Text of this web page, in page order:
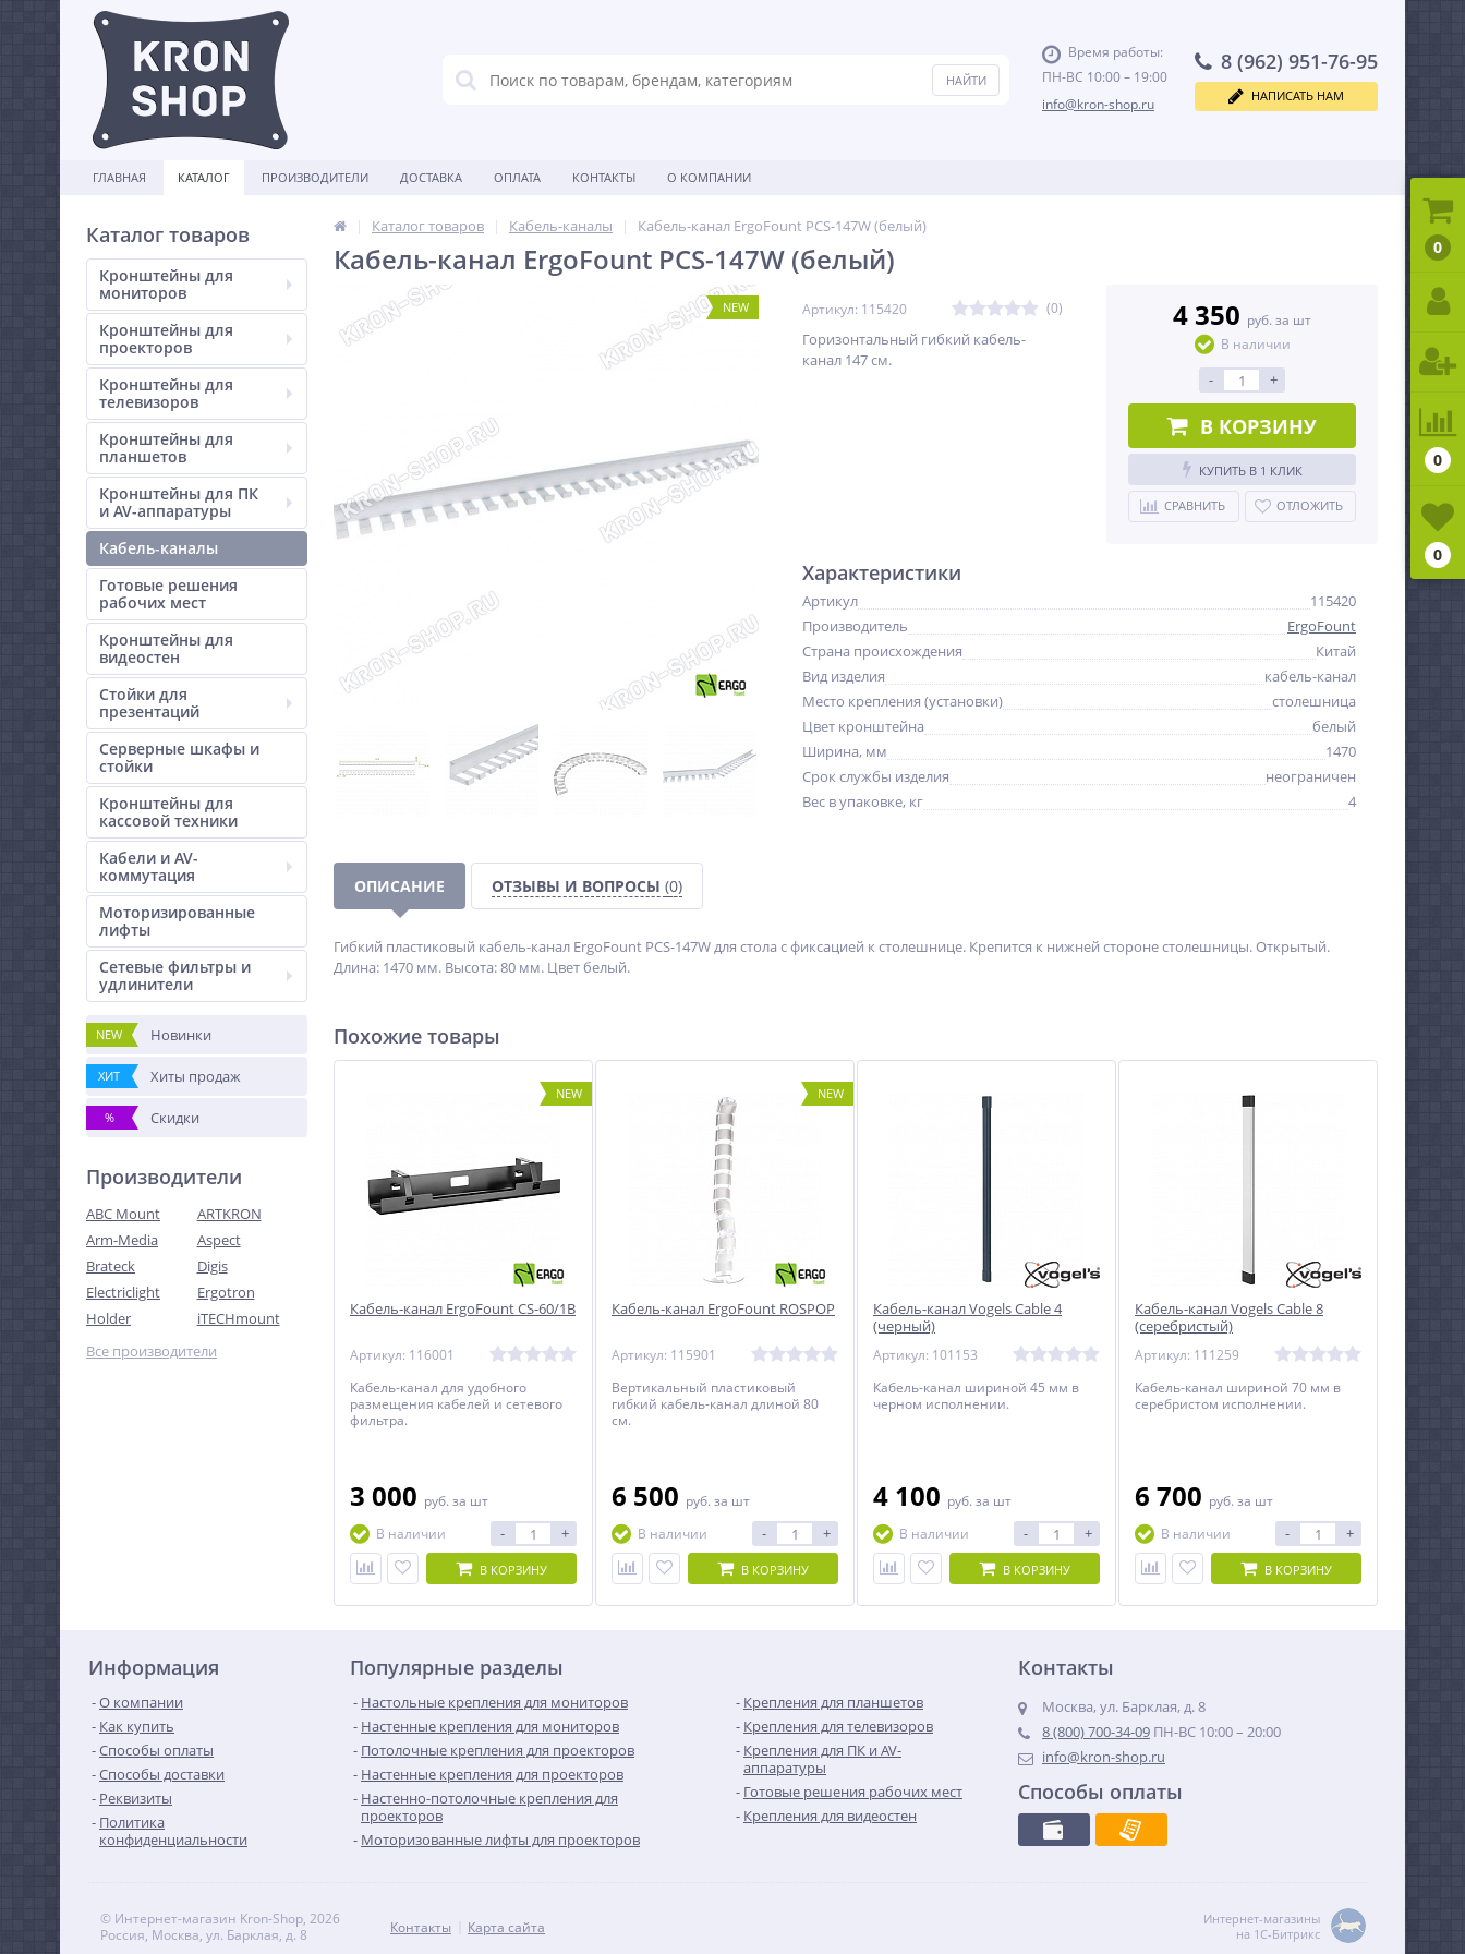
Время работы:
ПН-ВС 10:00 – 19:00
info@kron-shop.ru
8 (962) 951-76-95
НАПИСАТЬ НАМ
ГЛАВНАЯ КАТАЛОГ ПРОИЗВОДИТЕЛИ ДОСТАВКА ОПЛАТА КОНТАКТЫ О КОМПАНИИ
Каталог товаров
Кронштейны для
мониторов
Кронштейны для
проекторов
Кронштейны для
телевизоров
Кронштейны для
планшетов
Кронштейны для ПК
и AV-аппаратуры
Кабель-каналы
Готовые решения
рабочих мест
Кронштейны для
видеостен
Стойки для
презентаций
Серверные шкафы и
стойки
Кронштейны для
кассовой техники
Кабели и AV-
коммутация
Моторизированные
лифты
Сетевые фильтры и
удлинители
NEW Новинки
ХИТ Хиты продаж
% Скидки
Производители
ABC Mount
ARTKRON
Arm-Media
Aspect
Brateck
Digis
Electriclight
Ergotron
Holder
iTECHmount
Все производители
Каталог товаров Кабель-каналы Кабель-канал ErgoFount PCS-147W (белый)
Кабель-канал ErgoFount PCS-147W (белый)
NEW Артикул: 115420 (0)
Горизонтальный гибкий кабель-
канал 147 см.
4 350 руб. за шт
В наличии
- +
В КОРЗИНУ
КУПИТЬ В 1 КЛИК
СРАВНИТЬ ОТЛОЖИТЬ
Характеристики
Артикул
115420
Производитель
ErgoFount
Страна происхождения
Китай
Вид изделия
кабель-канал
Место крепления (установки)
столешница
Цвет кронштейна
белый
Ширина, мм
1470
Срок службы изделия
неограничен
Вес в упаковке, кг
4
ОПИСАНИЕ ОТЗЫВЫ И ВОПРОСЫ (0)
Гибкий пластиковый кабель-канал ErgoFount PCS-147W для стола с фиксацией к столешнице. Крепится к нижней стороне столешницы. Открытый.
Длина: 1470 мм. Высота: 80 мм. Цвет белый.
Похожие товары
NEW
Кабель-канал ErgoFount CS-60/1B
Артикул: 116001
Кабель-канал для удобного
размещения кабелей и сетевого
фильтра.
3 000 руб. за шт
В наличии
- +
В КОРЗИНУ
NEW
Кабель-канал ErgoFount ROSPOP
Артикул: 115901
Вертикальный пластиковый
гибкий кабель-канал длиной 80
см.
6 500 руб. за шт
В наличии
- +
В КОРЗИНУ
Кабель-канал Vogels Cable 4
(черный)
Артикул: 101153
Кабель-канал шириной 45 мм в
черном исполнении.
4 100 руб. за шт
В наличии
- +
В КОРЗИНУ
Кабель-канал Vogels Cable 8
(серебристый)
Артикул: 111259
Кабель-канал шириной 70 мм в
серебристом исполнении.
6 700 руб. за шт
В наличии
- +
В КОРЗИНУ
Информация
О компании
Как купить
Способы оплаты
Способы доставки
Реквизиты
Политика
конфиденциальности
Популярные разделы
Настольные крепления для мониторов
Настенные крепления для мониторов
Потолочные крепления для проекторов
Настенные крепления для проекторов
Настенно-потолочные крепления для
проекторов
Моторизованные лифты для проекторов
Крепления для планшетов
Крепления для телевизоров
Крепления для ПК и AV-
аппаратуры
Готовые решения рабочих мест
Крепления для видеостен
Контакты
Москва, ул. Барклая, д. 8
8 (800) 700-34-09 ПН-ВС 10:00 – 20:00
info@kron-shop.ru
Способы оплаты
© Интернет-магазин Kron-Shop, 2026
Россия, Москва, ул. Барклая, д. 8
Контакты Карта сайта
Интернет-магазины
на 1С-Битрикс
0
0
0